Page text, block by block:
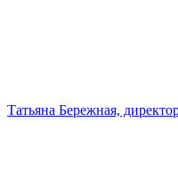
Татьяна Бережная,